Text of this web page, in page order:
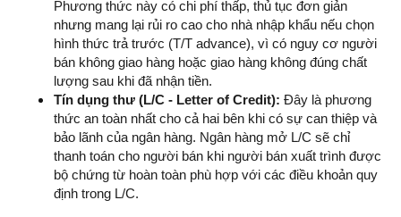
Phương thức này có chi phí thấp, thủ tục đơn giản
nhưng mang lại rủi ro cao cho nhà nhập khẩu nếu chọn
hình thức trả trước (T/T advance), vì có nguy cơ người
bán không giao hàng hoặc giao hàng không đúng chất
lượng sau khi đã nhận tiền.
Tín dụng thư (L/C - Letter of Credit): Đây là phương
thức an toàn nhất cho cả hai bên khi có sự can thiệp và
bảo lãnh của ngân hàng. Ngân hàng mở L/C sẽ chỉ
thanh toán cho người bán khi người bán xuất trình được
bộ chứng từ hoàn toàn phù hợp với các điều khoản quy
định trong L/C.